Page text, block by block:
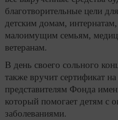
благотворительные цели
детским домам,
малоимущим семьям,
ветеранам.
В день своего сольного
также вручит сертификат
представителям Фонда
который помогает детям с
заболеваниями.